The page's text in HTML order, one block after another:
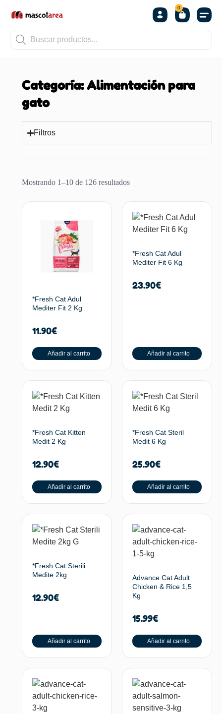
0
Categoría: Alimentación para
gato
Filtros
Mostrando 1–10 de 126 resultados
*Fresh Cat Adul
Mediter Fit 2 Kg
11.90€
Añadir al carrito
*Fresh Cat Adul
Mediter Fit 6 Kg
23.90€
Añadir al carrito
*Fresh Cat Kitten
Medit 2 Kg
12.90€
Añadir al carrito
*Fresh Cat Steril
Medit 6 Kg
25.90€
Añadir al carrito
*Fresh Cat Sterili
Medite 2kg
12.90€
Añadir al carrito
Advance Cat Adult
Chicken & Rice 1,5
Kg
15.99€
Añadir al carrito